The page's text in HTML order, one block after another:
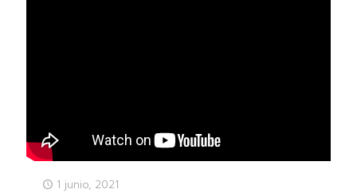
1 junio, 2021